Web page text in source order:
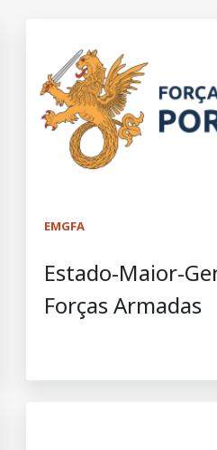
EMGFA
Estado-Maior-
Forças Armadas